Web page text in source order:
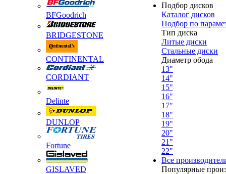
BFGoodrich
BRIDGESTONE
CONTINENTAL
CORDIANT
Delinte
DUNLOP
Fortune
GISLAVED
Подбор дисков
Каталог дисков
Подбор по
Тип диска
Литые диски
Стальные диски
Диаметр обода
13"
14"
15"
16"
17"
18"
19"
20"
21"
22"
Все
Популярные